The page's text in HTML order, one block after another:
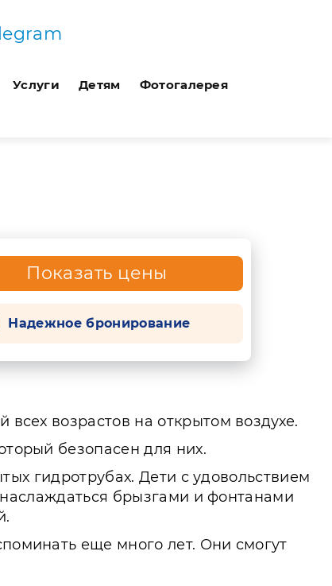
Услуги Детям Фотогалерея
Показать цены
Надежное бронирование
возрастов на открытом воздухе.
безопасен для них.
гидротрубах. Дети с удовольствием
брызгами и фонтанами
еще много лет. Они смогут